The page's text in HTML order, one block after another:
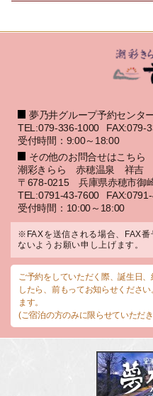
夢乃井グループ予約センタ
TEL:079-336-1000
FAX:079-
受付時間：9:00～18:00
その他のお問合せはこちら
潮彩きらら 赤穂温泉 祥吉
〒678-0215 兵庫県赤穂市御
TEL:0791-43-7600
受付時間：10:00～18:00
※FAXを送信される場合、FAX
ないようお願い申し上げます。
ご予約をしていただく際、誕生日
したら、前もってお知らせくださ
ます。
(ご宿泊の方のみに限らせていただ